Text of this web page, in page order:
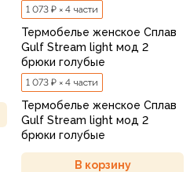
1 073 ₽ × 4 части
Термобелье женское Сплав
Gulf Stream light мод 2
брюки голубые
1 073 ₽ × 4 части
Термобелье женское Сплав
Gulf Stream light мод 2
брюки голубые
В корзину